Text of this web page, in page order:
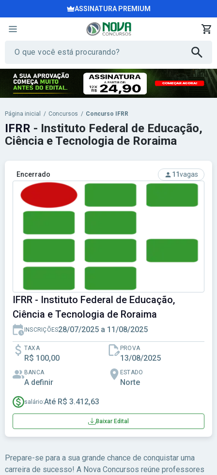
ASSINATURA PREMIUM
Página inicial / Concursos / Concurso IFRR
Encerrado 11vagas
IFRR - Instituto Federal de Educação,
Ciência e Tecnologia de Roraima
INSCRIÇÕES28/07/2025 a 11/08/2025
TAXA
R$ 100,00
PROVA
13/08/2025
BANCA
A definir
ESTADO
Norte
salário:Até R$ 3.412,63
Baixar Edital
IFRR - Instituto Federal de Educação,
Ciência e Tecnologia de Roraima
Prepare-se para a sua grande chance de conquistar uma
carreira de sucesso! A Nova Concursos reúne professores